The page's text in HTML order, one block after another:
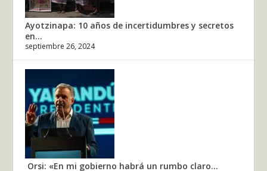
Ayotzinapa: 10 años de incertidumbres y secretos
en...
septiembre 26, 2024
Orsi: «En mi gobierno habrá un rumbo claro...